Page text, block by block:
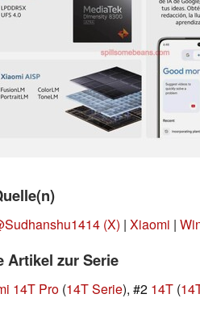
(X) | Xiaomi |
Artikel zur Serie
14T Pro (14T Serie), #2 14T (